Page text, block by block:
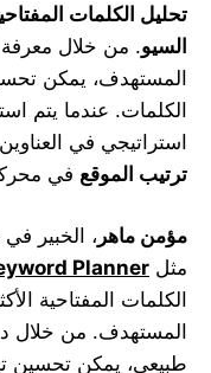
تحليل الكلمات
السيو. من خلال معرفة
المستهدف، يمكن
الكلمات. عندما يتم
استراتيجي في
ترتيب الموقع في
مؤمن ماهر ، الخبير في
مثل Planner
الكلمات المفتاحية
المستهدف. من خلال
طبيعي، يمكن تحسين